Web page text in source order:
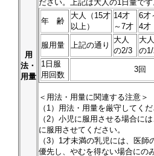
用
法・
用量
ださい。上記は大人の1日量です
年 齢
大人（15才
以上）
14才
～7才
6才
4才
服用量 上記の通り
大人
の2/3
大人
の
1日服
用回数
3回
＜用法・用量に関連する注意＞
（1）用法・用量を厳守してくだ
（2）小児に服用させる場合に
に服用させてください。
（3）1才未満の乳児には、医
優先し、やむを得ない場合にの